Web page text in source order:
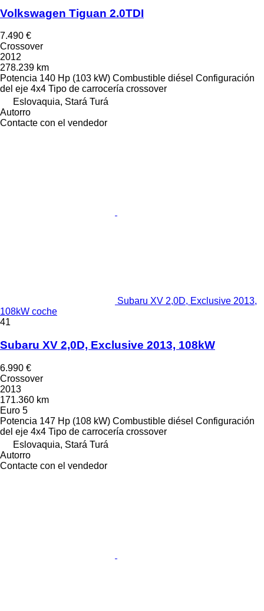
Volkswagen Tiguan 2.0TDI
7.490 €
Crossover
2012
278.239 km
Potencia 140 Hp (103 kW) Combustible diésel Configuración
del eje 4x4 Tipo de carrocería crossover
Eslovaquia, Stará Turá
Autorro
Contacte con el vendedor
Subaru XV 2,0D, Exclusive 2013,
108kW coche
41
Subaru XV 2,0D, Exclusive 2013, 108kW
6.990 €
Crossover
2013
171.360 km
Euro 5
Potencia 147 Hp (108 kW) Combustible diésel Configuración
del eje 4x4 Tipo de carrocería crossover
Eslovaquia, Stará Turá
Autorro
Contacte con el vendedor